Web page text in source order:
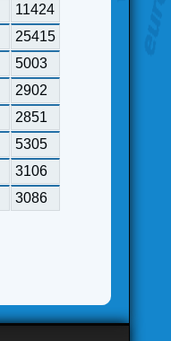
11424
25415
5003
2902
2851
5305
3106
3086